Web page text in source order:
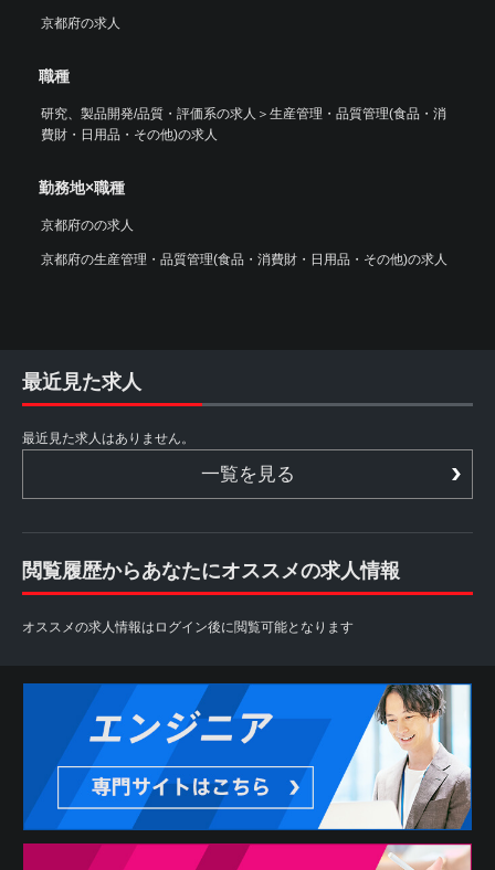
京都府の求人
職種
研究、製品開発/品質・評価系の求人 ＞ 生産管理・品質管理(食品・消
費財・日用品・その他)の求人
勤務地×職種
京都府のの求人
京都府の生産管理・品質管理(食品・消費財・日用品・その他)の求人
最近見た求人
最近見た求人はありません。
一覧を見る
閲覧履歴からあなたにオススメの求人情報
オススメの求人情報はログイン後に閲覧可能となります